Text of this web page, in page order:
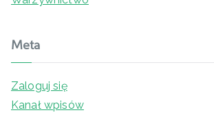
Meta
Zaloguj się
Kanał wpisów